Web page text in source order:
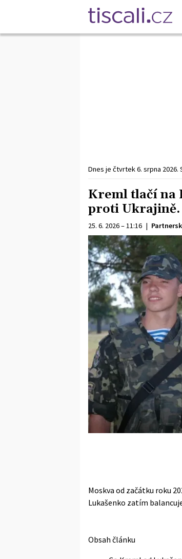
Dnes je čtvrtek6. srpna 2026.
Kreml tlačí na
proti Ukrajině.
25. 6. 2026 – 11:16 |
Moskva od začátku roku
Lukašenko zatím
Obsah článku